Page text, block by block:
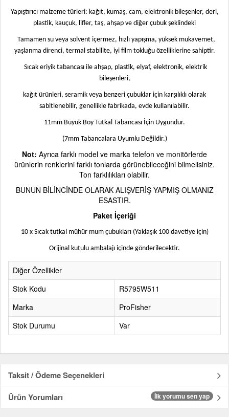
Yapıştırıcı malzeme türleri: kağıt, kumaş, cam, elektronik bileşenler, deri,
plastik, kauçuk, lifler, taş, ahşap ve diğer çubuk şeklindeki
Tamamen su veya solvent içermez, hızlı yapışma, yüksek mukavemet,
yaşlanma direnci, termal stabilite, iyi film tokluğu özelliklerine sahiptir.
Sıcak eriyik tabancası ile ahşap, plastik, elyaf, elektronik, elektrik
bileşenleri,
kağıt ürünleri, seramik veya benzeri çubuklar için karşılıklı olarak
sabitlenebilir, genellikle fabrikada, evde kullanılabilir.
11mm Büyük Boy Tutkal Tabancası İçin Uygundur.
(7mm Tabancalara Uyumlu Değildir.)
Not: Ayrıca farklı model ve marka telefon ve monitörlerde
ürünlerin renklerini farklı tonlarda görünebileceğini bilmelisiniz.
Ton farklılıkları olabilir.
BUNUN BİLİNCİNDE OLARAK ALIŞVERİŞ YAPMIŞ OLMANIZ
ESASTIR.
Paket İçeriği
10 x Sıcak tutkal mühür mum çubukları (Yaklaşık 100 davetiye için)
Orijinal kutulu ambalajı içinde gönderilecektir.
Diğer Özellikler
Stok Kodu
R5795W511
Marka
ProFisher
Stok Durumu
Var
Taksit / Ödeme Seçenekleri
Ürün Yorumları
İlk yorumu sen yap